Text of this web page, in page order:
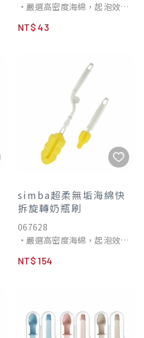
•嚴選高密度海綿，起泡效率
•海綿增量40%，清潔效能更
身內壁，清潔無死角。
•卡扣設計按壓即開，一秒換
NT$ 43
simba超柔無垢海綿快
拆旋轉奶瓶刷
067628
•嚴選高密度海綿，起泡效率
•海綿增量40%，清潔效能更
•360°省力旋轉把手，清瓶輕
鬆省力。
NT$ 154